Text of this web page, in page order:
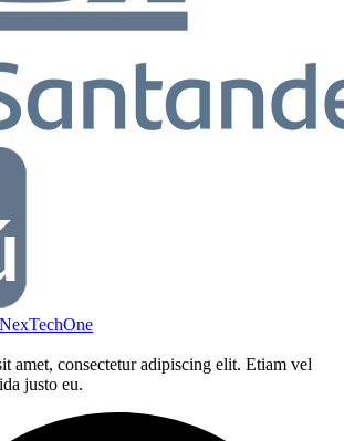
NexTechOne
amet, consectetur adipiscing elit. Etiam vel
justo eu.